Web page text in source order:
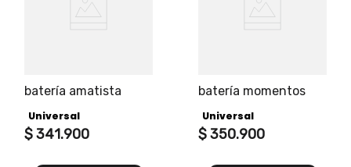
batería amatista
Universal
$341.900
batería momentos
Universal
$350.900